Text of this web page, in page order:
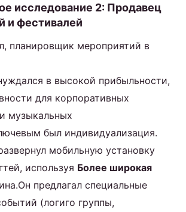
исследование 2: Продавец
и фестивалей
планировщик мероприятий в
в высокой прибыльности,
для корпоративных
музыкальных
был индивидуализация.
мобильную установку
используя Более широкая
предлагал специальные
(логиго группы,